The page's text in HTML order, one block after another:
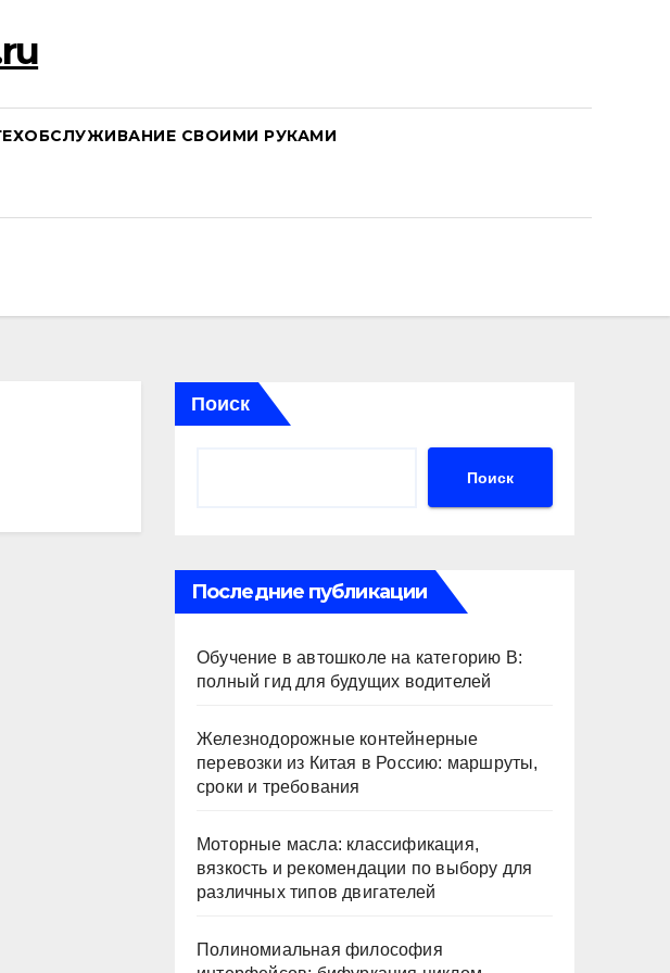
СВОИМИ РУКАМИ
Поиск
Поиск
Последние публикации
Обучение в автошколе на категорию В:
полный гид для будущих водителей
Железнодорожные контейнерные
перевозки из Китая в Россию: маршруты,
сроки и требования
Моторные масла: классификация,
вязкость и рекомендации по выбору для
различных типов двигателей
Полиномиальная философия